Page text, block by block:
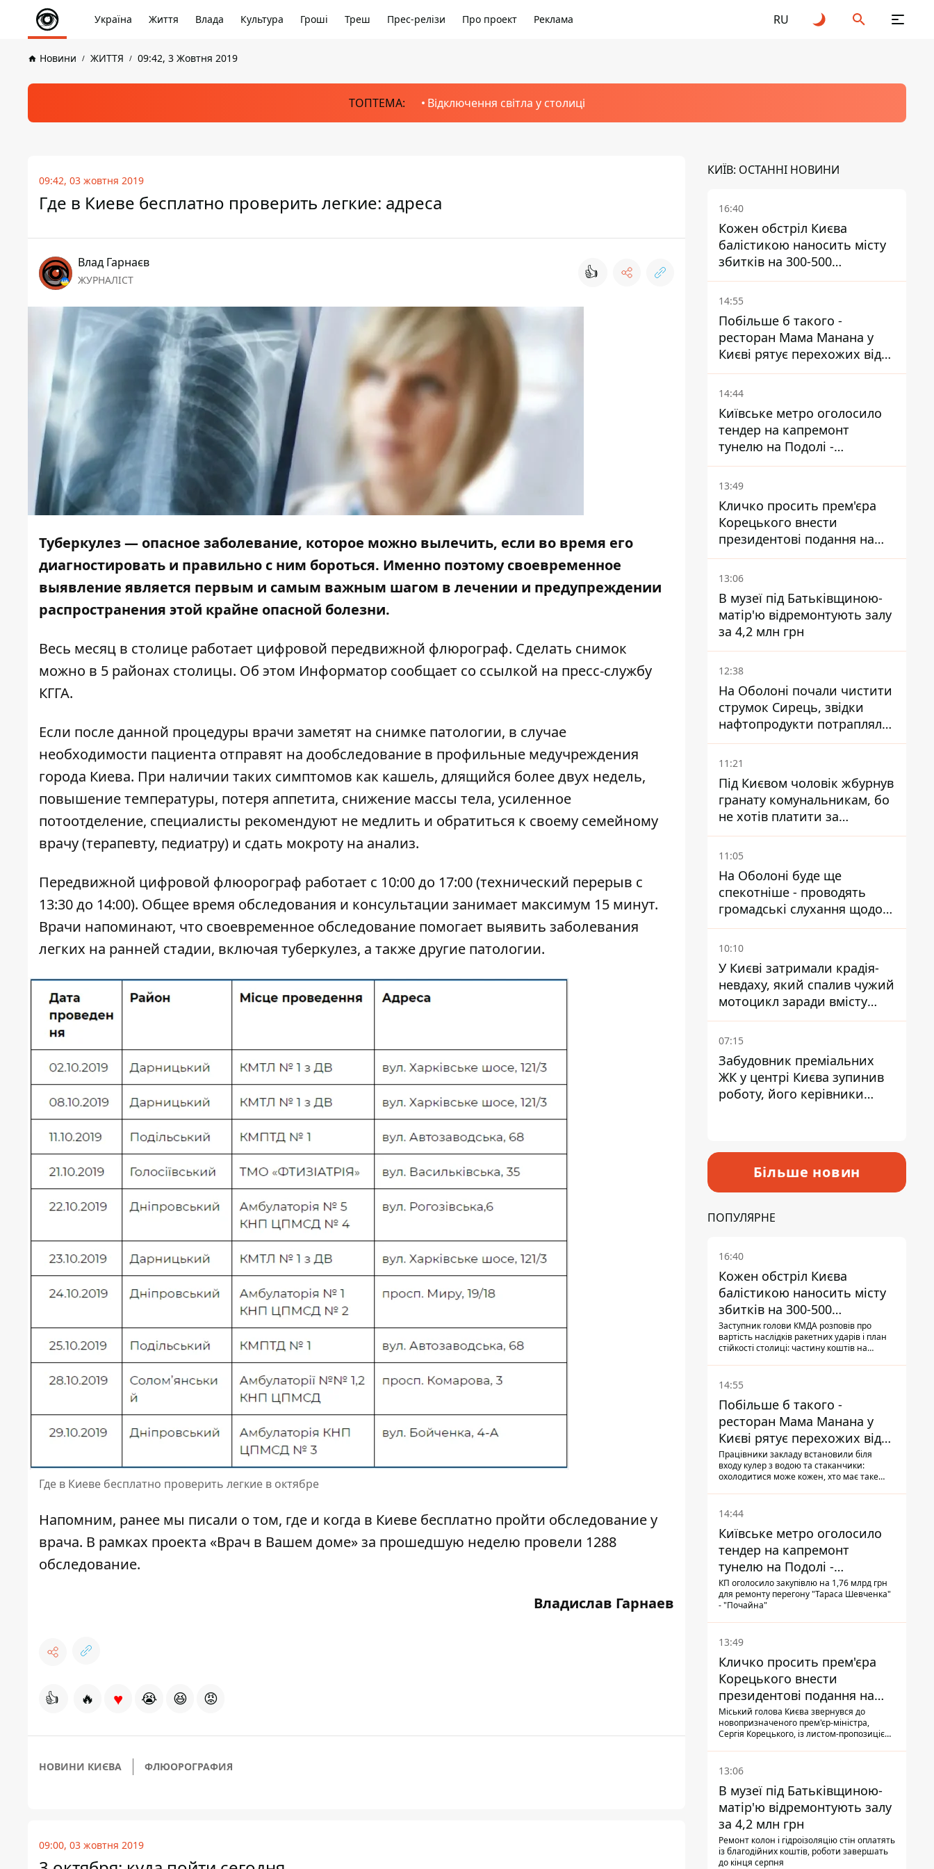
Україна Життя Влада Культура Гроші Треш Прес-релізи Про проект Реклама RU
Новини ЖИТТЯ 09:42, 3 Жовтня 2019
ТОПТЕМА: Відключення світла у столиці
09:42, 03 жовтня 2019
Где в Киеве бесплатно проверить легкие: адреса
Влад Гарнаєв
ЖУРНАЛІСТ 👍
Туберкулез — опасное заболевание, которое можно вылечить, если во время его
диагностировать и правильно с ним бороться. Именно поэтому своевременное
выявление является первым и самым важным шагом в лечении и предупреждении
распространения этой крайне опасной болезни.
Весь месяц в столице работает цифровой передвижной флюрограф. Сделать снимок
можно в 5 районах столицы. Об этом Информатор сообщает со ссылкой на пресс-службу
КГГА.
Если после данной процедуры врачи заметят на снимке патологии, в случае
необходимости пациента отправят на дообследование в профильные медучреждения
города Киева. При наличии таких симптомов как кашель, длящийся более двух недель,
повышение температуры, потеря аппетита, снижение массы тела, усиленное
потоотделение, специалисты рекомендуют не медлить и обратиться к своему семейному
врачу (терапевту, педиатру) и сдать мокроту на анализ.
Передвижной цифровой флюорограф работает с 10:00 до 17:00 (технический перерыв с
13:30 до 14:00). Общее время обследования и консультации занимает максимум 15 минут.
Врачи напоминают, что своевременное обследование помогает выявить заболевания
легких на ранней стадии, включая туберкулез, а также другие патологии.
Где в Киеве бесплатно проверить легкие в октябре
Напомним, ранее мы писали о том, где и когда в Киеве бесплатно пройти обследование у
врача. В рамках проекта «Врач в Вашем доме» за прошедшую неделю провели 1288
обследование.
Владислав Гарнаев
👍 🔥 ♥ 😭 😆 😡
НОВИНИ КИЄВА ФЛЮОРОГРАФИЯ
09:00, 03 жовтня 2019
КИЇВ: ОСТАННІ НОВИНИ
16:40
Кожен обстріл Києва
балістикою наносить місту
збитків на 300-500
мільйонів - Петро
Пантелеєв
14:55
Побільше б такого -
ресторан Мама Манана у
Києві рятує перехожих від
спеки
14:44
Київське метро оголосило
тендер на капремонт
тунелю на Подолі -
триватиме майже два роки
13:49
Кличко просить прем'єра
Корецького внести
президентові подання на
звільнення володаря
Троєщини Бахматова
13:06
В музеї під Батьківщиною-
матір'ю відремонтують залу
за 4,2 млн грн
12:38
На Оболоні почали чистити
струмок Сирець, звідки
нафтопродукти потрапляли
до озер
11:21
Під Києвом чоловік жбурнув
гранату комунальникам, бо
не хотів платити за
квитанціями
11:05
На Оболоні буде ще
спекотніше - проводять
громадські слухання щодо
храму УГКЦ на Північній
10:10
У Києві затримали крадія-
невдаху, який спалив чужий
мотоцикл заради вмісту
багажника
07:15
Забудовник преміальних
ЖК у центрі Києва зупинив
роботу, його керівники
Більше новин
ПОПУЛЯРНЕ
16:40
Кожен обстріл Києва
балістикою наносить місту
збитків на 300-500
мільйонів - Петро
Пантелеєв
Заступник голови КМДА розповів про
вартість наслідків ракетних ударів і план
стійкості столиці: частину коштів на
більше коштів
14:55
Побільше б такого -
ресторан Мама Манана у
Києві рятує перехожих від
спеки
Працівники закладу встановили біля
входу кулер з водою та стаканчики:
охолодитися може кожен, хто має таке
14:44
Київське метро оголосило
тендер на капремонт
тунелю на Подолі -
триватиме майже два роки
КП оголосило закупівлю на 1,76 млрд грн
для ремонту перегону "Тараса Шевченка"
- "Почайна"
13:49
Кличко просить прем'єра
Корецького внести
президентові подання на
звільнення володаря
Троєщини Бахматова
Міський голова Києва звернувся до
новопризначеного прем'єр-міністра,
Сергія Корецького, із листом-пропозицією
13:06
В музеї під Батьківщиною-
матір'ю відремонтують залу
за 4,2 млн грн
Ремонт колон і гідроізоляцію стін оплатять
із благодійних коштів, роботи завершать
до кінця серпня